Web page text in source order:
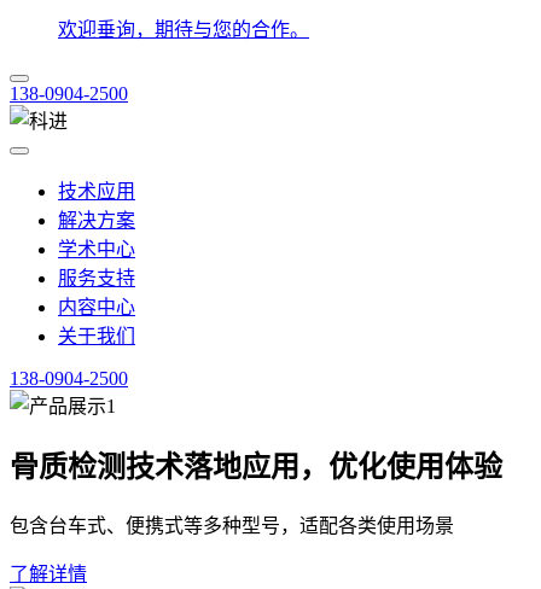
欢迎垂询，期待与您的合作。
138-0904-2500
技术应用
解决方案
学术中心
服务支持
内容中心
关于我们
138-0904-2500
骨质检测技术落地应用，优化使用体验
包含台车式、便携式等多种型号，适配各类使用场景
了解详情